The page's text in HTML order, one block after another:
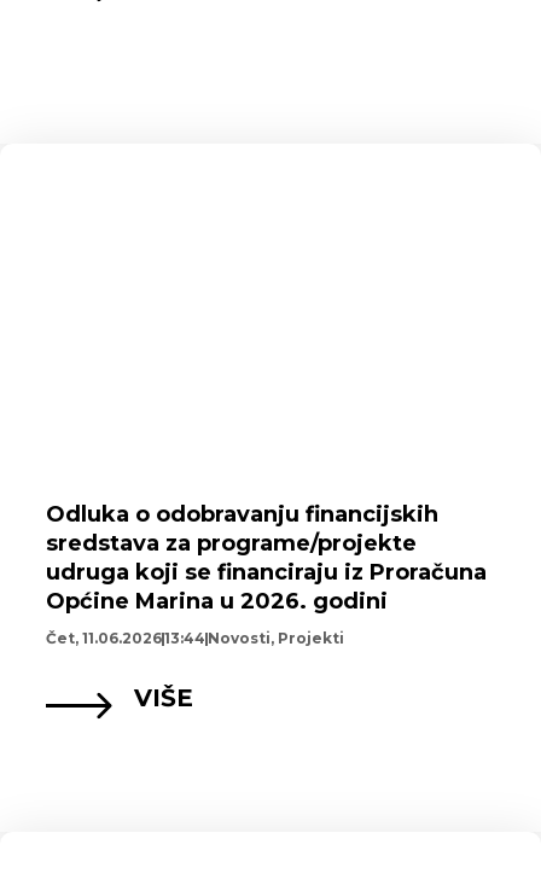
Odluka o odobravanju financijskih
sredstava za programe/projekte
udruga koji se financiraju iz Proračuna
Općine Marina u 2026. godini
Čet, 11.06.202613:44 Novosti, Projekti
VIŠE